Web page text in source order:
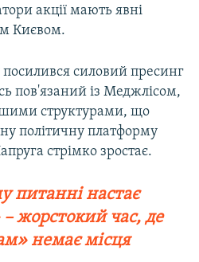
акції мають явні
Києвом.
силовий пресинг
пов'язаний із Меджлісом,
структурами, що
політичну платформу
стрімко зростає.
питанні настає
– жорстокий час, де
немає місця